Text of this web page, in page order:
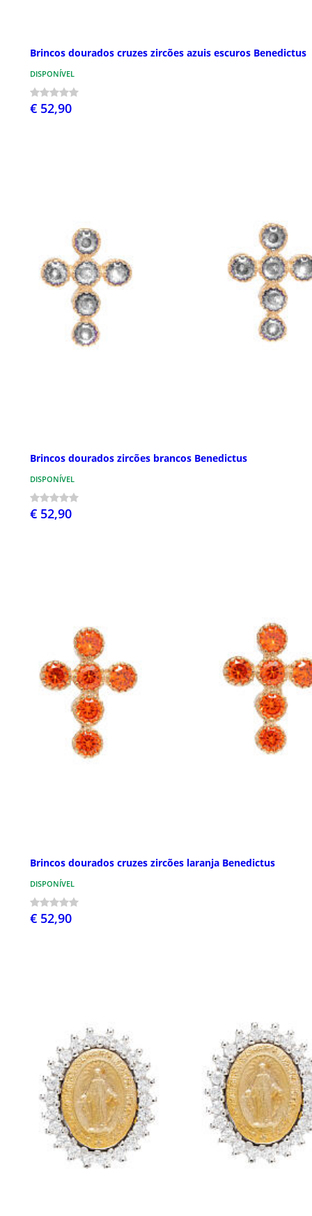
Brincos dourados cruzes zircões azuis escuros Benedictus
DISPONÍVEL
€ 52,90
Brincos dourados zircões brancos Benedictus
DISPONÍVEL
€ 52,90
Brincos dourados cruzes zircões laranja Benedictus
DISPONÍVEL
€ 52,90